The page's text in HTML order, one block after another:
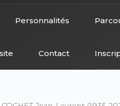
Personnalités
Contact